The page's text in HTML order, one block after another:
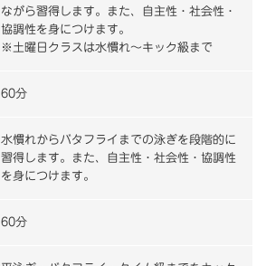
ながら習得します。また、自主性・社会性・
協調性を身につけます。
※土曜日クラスは水慣れ～キック級まで
60分
水慣れからバタフライまでの泳ぎを段階的に
習得します。また、自主性・社会性・協調性
を身につけます。
60分